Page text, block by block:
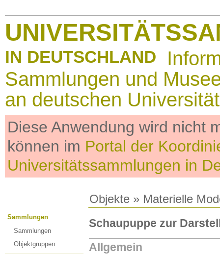
IN DEUTSCHLAND
Sammlungen und
an deutschen
Diese Anwendung wird nicht
können im Portal der
Universitätssammlungen in
Objekte » Materielle
Sammlungen
Sammlungen
Objektgruppen
Schaupuppe zur
Allgemein